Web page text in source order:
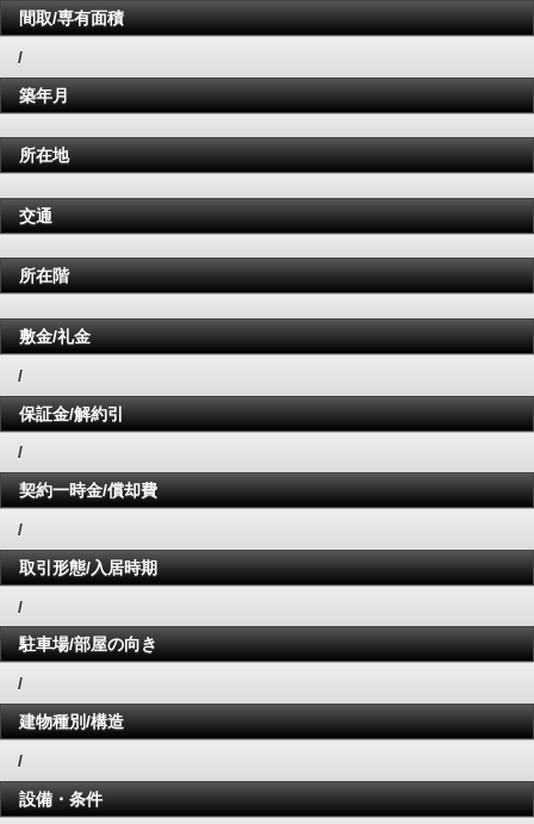
間取/専有面積
/
築年月
所在地
交通
所在階
敷金/礼金
/
保証金/解約引
/
契約一時金/償却費
/
取引形態/入居時期
/
駐車場/部屋の向き
/
建物種別/構造
/
設備・条件